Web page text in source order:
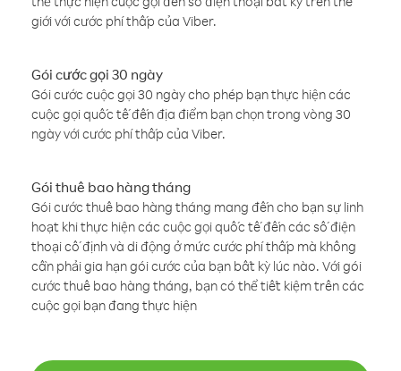
giới với cước phí thấp của Viber.
Gói cước gọi 30 ngày
Gói cước cuộc gọi 30 ngày cho phép bạn thực hiện các
cuộc gọi quốc tế đến địa điểm bạn chọn trong vòng 30
ngày với cước phí thấp của Viber.
Gói thuê bao hàng tháng
Gói cước thuê bao hàng tháng mang đến cho bạn sự linh
hoạt khi thực hiện các cuộc gọi quốc tế đến các số điện
thoại cố định và di động ở mức cước phí thấp mà không
cần phải gia hạn gói cước của bạn bất kỳ lúc nào. Với gói
cước thuê bao hàng tháng, bạn có thể tiết kiệm trên các
cuộc gọi bạn đang thực hiện